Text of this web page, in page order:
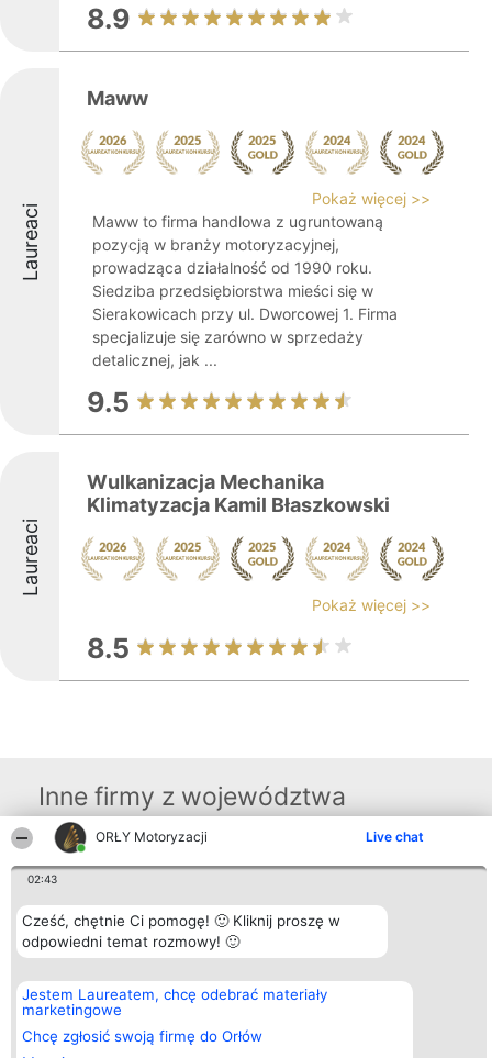
ORŁY Motoryzacji Live chat
02:43
Cześć, chętnie Ci pomogę! 🙂 Kliknij proszę w
odpowiedni temat rozmowy! 🙂
Jestem Laureatem, chcę odebrać materiały
marketingowe
Chcę zgłosić swoją firmę do Orłów
8.9
Laureaci
Maww
Pokaż więcej >>
Maww to firma handlowa z ugruntowaną
pozycją w branży motoryzacyjnej,
prowadząca działalność od 1990 roku.
Siedziba przedsiębiorstwa mieści się w
Sierakowicach przy ul. Dworcowej 1. Firma
specjalizuje się zarówno w sprzedaży
detalicznej, jak ...
9.5
Laureaci
Wulkanizacja Mechanika
Klimatyzacja Kamil Błaszkowski
Pokaż więcej >>
8.5
Inne firmy z województwa
Organizator plebiscytu
Bright Side Solutions sp. z o.
ul. Ruska 22
Wrocław 50-079
KRS 0000749100 | Regon
+48 508 492 400
Plebiscyt
wszystkich
Laureatów
Zasady
Polityka
Prywatności
Kontakt